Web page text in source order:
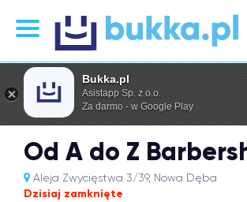
Od A do Z
Aleja Zwycięstwa 3/39, Nowa Dęba
Dzisiaj zamknięte
Bukka.pl
Asistapp Sp. z o.o.
Za darmo - w Google Play